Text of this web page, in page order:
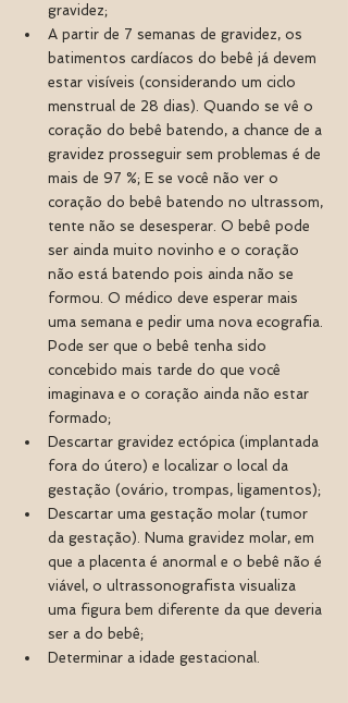
gravidez;
A partir de 7 semanas de gravidez, os
batimentos cardíacos do bebê já devem
estar visíveis (considerando um ciclo
menstrual de 28 dias). Quando se vê o
coração do bebê batendo, a chance de a
gravidez prosseguir sem problemas é de
mais de 97 %; E se você não ver o
coração do bebê batendo no ultrassom,
tente não se desesperar. O bebê pode
ser ainda muito novinho e o coração
não está batendo pois ainda não se
formou. O médico deve esperar mais
uma semana e pedir uma nova ecografia.
Pode ser que o bebê tenha sido
concebido mais tarde do que você
imaginava e o coração ainda não estar
formado;
Descartar gravidez ectópica (implantada
fora do útero) e localizar o local da
gestação (ovário, trompas, ligamentos);
Descartar uma gestação molar (tumor
da gestação). Numa gravidez molar, em
que a placenta é anormal e o bebê não é
viável, o ultrassonografista visualiza
uma figura bem diferente da que deveria
ser a do bebê;
Determinar a idade gestacional.